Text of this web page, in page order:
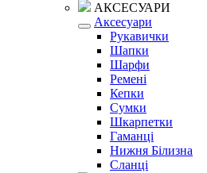
АКСЕСУАРИ
Аксесуари
Рукавички
Шапки
Шарфи
Ремені
Кепки
Сумки
Шкарпетки
Гаманці
Нижня Білизна
Сланці